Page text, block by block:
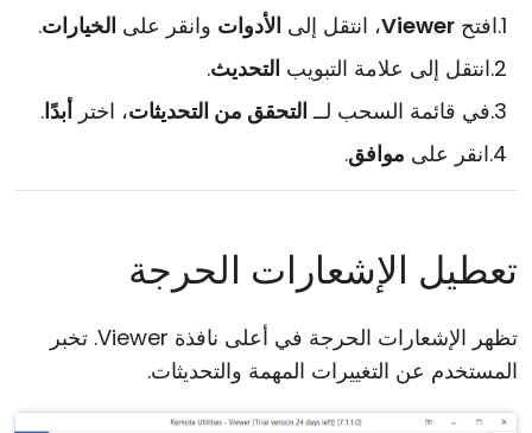
افتح Viewer، انتقل إلى الأدوات وانقر على الخيارات.
انتقل إلى علامة التبويب التحديث.
في قائمة السحب لــ التحقق من التحديثات، اختر أبدًا.
انقر على موافق.
تعطيل الإشعارات الحرجة
تظهر الإشعارات الحرجة في أعلى نافذة Viewer. تخبر
المستخدم عن التغييرات المهمة والتحديثات.